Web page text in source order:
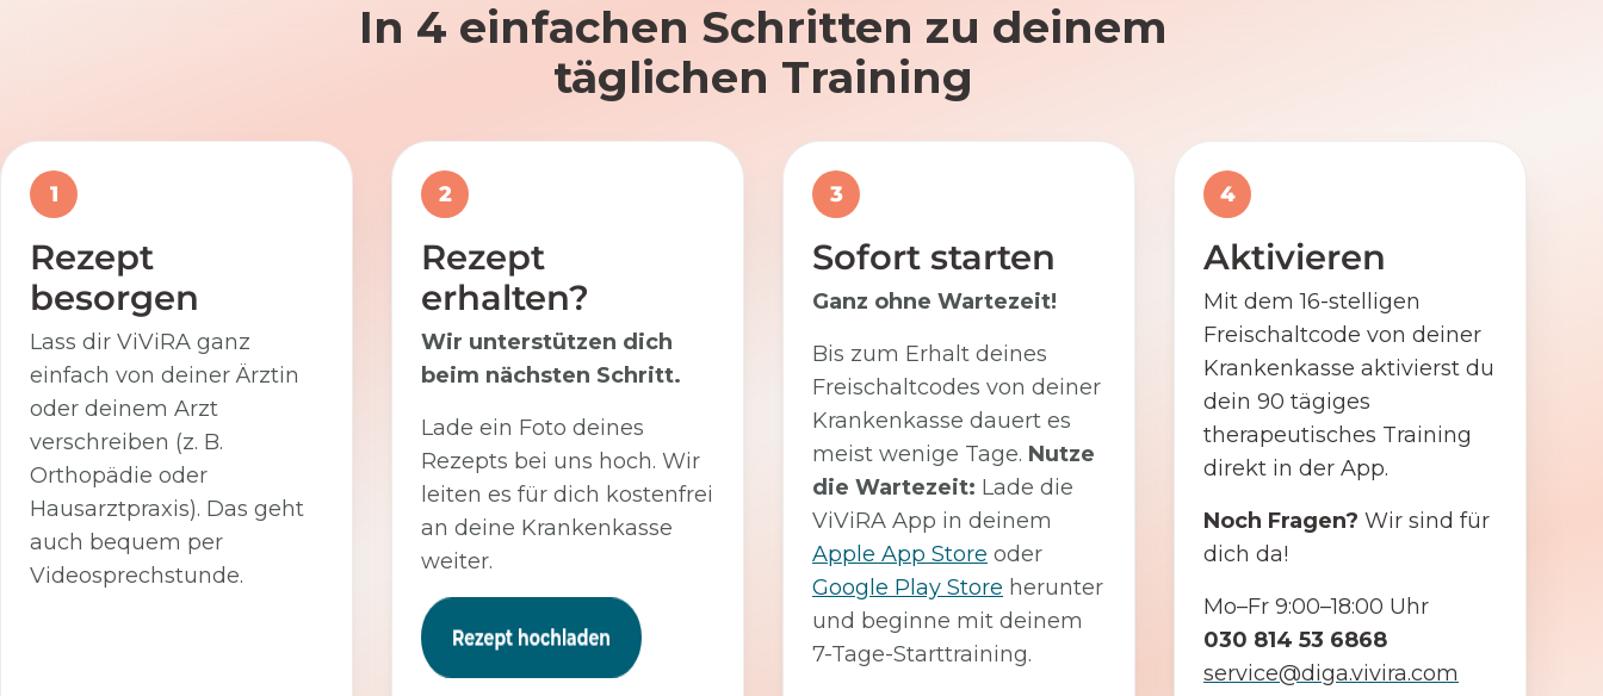
In 4 einfachen Schritten zu deinem
täglichen Training
1
Rezept
besorgen
Lass dir ViViRA ganz
einfach von deiner Ärztin
oder deinem Arzt
verschreiben (z. B.
Orthopädie oder
Hausarztpraxis). Das geht
auch bequem per
Videosprechstunde.
2
Rezept
erhalten?
Wir unterstützen dich
beim nächsten Schritt.
Lade ein Foto deines
Rezepts bei uns hoch. Wir
leiten es für dich kostenfrei
an deine Krankenkasse
weiter.
3
Sofort starten
Ganz ohne Wartezeit!
Bis zum Erhalt deines
Freischaltcodes von deiner
Krankenkasse dauert es
meist wenige Tage. Nutze
die Wartezeit: Lade die
ViViRA App in deinem
Apple App Store oder
Google Play Store herunter
und beginne mit deinem
7-Tage-Starttraining.
4
Aktivieren
Mit dem 16-stelligen
Freischaltcode von deiner
Krankenkasse aktivierst du
dein 90 tägiges
therapeutisches Training
direkt in der App.
Noch Fragen? Wir sind für
dich da!
Mo–Fr 9:00–18:00 Uhr
030 814 53 6868
service@diga.vivira.com